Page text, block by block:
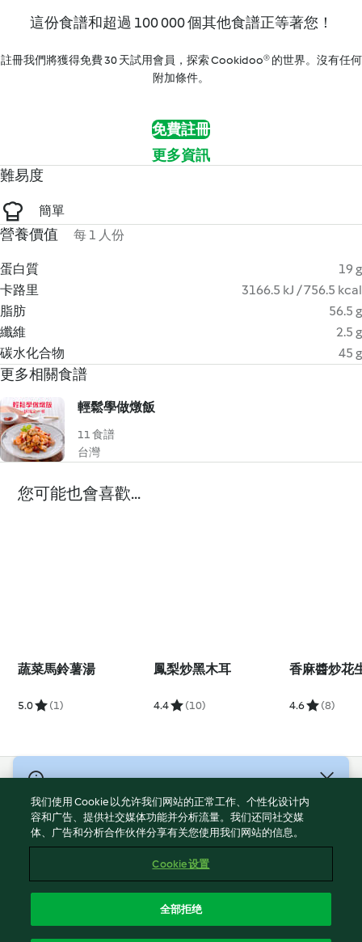
這份食譜和超過 100 000 個其他食譜正等著您！
註冊我們將獲得免費 30 天試用會員，探索 Cookidoo® 的世界。沒有任何
附加條件。
免費註冊
更多資訊
難易度
簡單
營養價值 每 1 人份
蛋白質
19 g
卡路里
3166.5 kJ / 756.5 kcal
脂肪
56.5 g
纖維
2.5 g
碳水化合物
45 g
更多相關食譜
輕鬆學做燉飯
11 食譜
台灣
您可能也會喜歡...
蔬菜馬鈴薯湯
5.0 (1)
鳳梨炒黑木耳
4.4 (10)
香麻醬炒花
4.6 (8)
服務條款
隱私權政策
網頁所有權
回報内容
我们使用 Cookie 以允许我们网站的正常工作、个性化设计内
容和广告、提供社交媒体功能并分析流量。我们还同社交媒
体、广告和分析合作伙伴分享有关您使用我们网站的信息。
Cookie 设置
全部拒绝